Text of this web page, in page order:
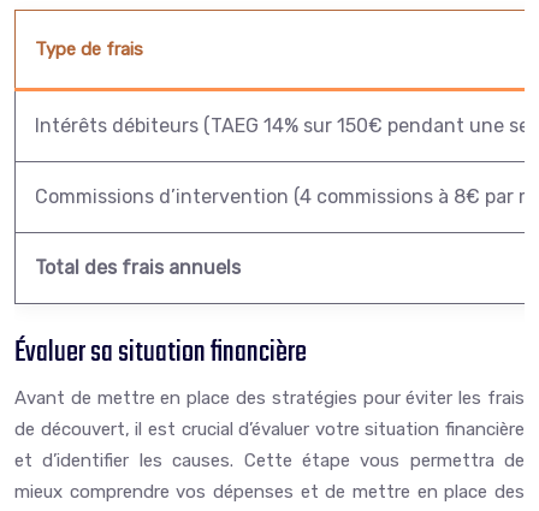
Type de frais
Intérêts débiteurs (TAEG 14% sur 150€ pendant une
Commissions d’intervention (4 commissions à 8€ par
Total des frais annuels
Évaluer sa situation financière
Avant de mettre en place des stratégies pour éviter les frais
de découvert, il est crucial d’évaluer votre situation financière
et d’identifier les causes. Cette étape vous permettra de
mieux comprendre vos dépenses et de mettre en place des